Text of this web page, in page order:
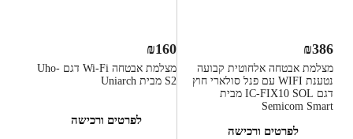
מצלמת אבטחה אלחוטית קבועה
נטענת WIFI עם פנל סולארי חוץ
דגם IC-FIX10 SOL מבית
Semicom Smart
₪386
לפרטים ורכישה
מצלמת אבטחה Wi-Fi דגם Uho-
S2 מבית Uniarch
₪160
לפרטים ורכישה